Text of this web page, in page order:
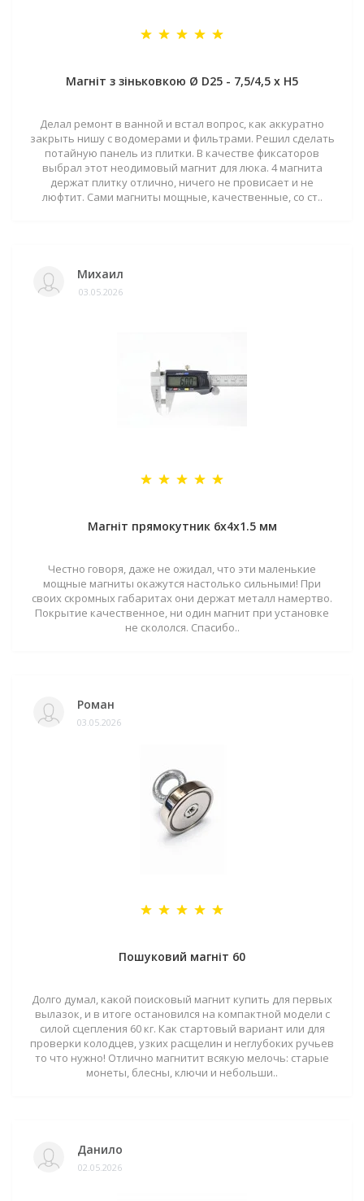
Магніт з зіньковкою Ø D25 - 7,5/4,5 х H5
Делал ремонт в ванной и встал вопрос, как аккуратно
закрыть нишу с водомерами и фильтрами. Решил сделать
потайную панель из плитки. В качестве фиксаторов
выбрал этот неодимовый магнит для люка. 4 магнита
держат плитку отлично, ничего не провисает и не
люфтит. Сами магниты мощные, качественные, со ст..
Михаил
03.05.2026
Магніт прямокутник 6х4х1.5 мм
Честно говоря, даже не ожидал, что эти маленькие
мощные магниты окажутся настолько сильными! При
своих скромных габаритах они держат металл намертво.
Покрытие качественное, ни один магнит при установке
не скололся. Спасибо..
Роман
03.05.2026
Пошуковий магніт 60
Долго думал, какой поисковый магнит купить для первых
вылазок, и в итоге остановился на компактной модели с
силой сцепления 60 кг. Как стартовый вариант или для
проверки колодцев, узких расщелин и неглубоких ручьев
то что нужно! Отлично магнитит всякую мелочь: старые
монеты, блесны, ключи и небольши..
Данило
02.05.2026